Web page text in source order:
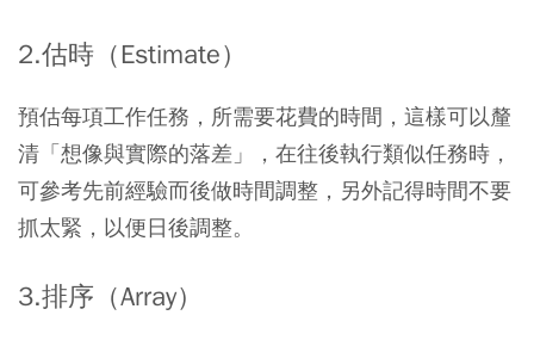
2.估時（Estimate）
預估每項工作任務，所需要花費的時間，這樣可以釐
清「想像與實際的落差」，在往後執行類似任務時，
可參考先前經驗而後做時間調整，另外記得時間不要
抓太緊，以便日後調整。
3.排序（Array）